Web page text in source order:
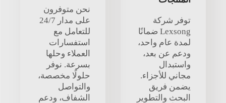
توفر شركة
Lexsong ضمانًا
لمدة عام واحد،
ودعم عن بعد،
واستبدال
مجاني للأجزاء.
يضمن فريق
البحث والتطوير
نحن متوفرون
على مدار 24/7
للتعامل مع
استفسارات
العملاء وحلها
بسرعة. نوفر
حلولًا مخصصة،
والتواصل
الشفاف، ودعم